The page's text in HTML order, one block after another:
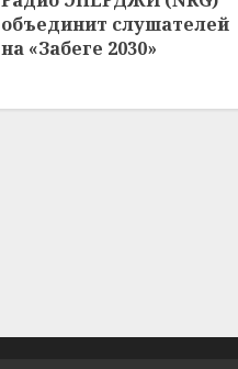
объединит слушателей
на «Забеге 2030»